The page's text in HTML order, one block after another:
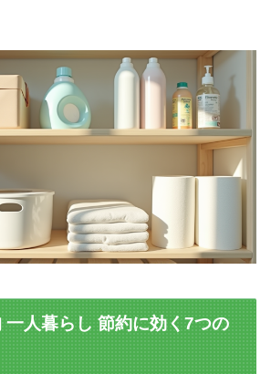
一人暮らし 節約に効く7つの